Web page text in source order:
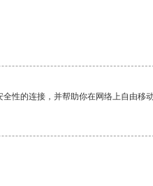
性的连接，并帮助你在网络上自由移动